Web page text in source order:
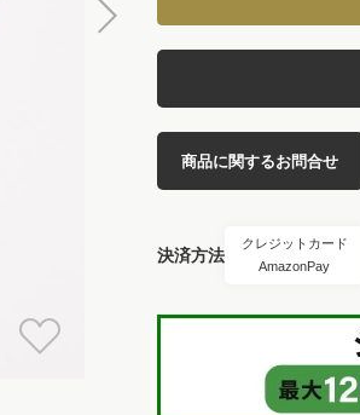
商品に関するお問合せ
決済方法
クレジットカード
AmazonPay